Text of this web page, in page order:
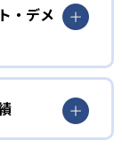
へと、スモー
。このスタ
教えてもらう
ぶ姿勢を身に
向け
、わかる楽し
。
も調整するた
につけられ
・デメ
、集中力や目
できる。ま
相応したレベ